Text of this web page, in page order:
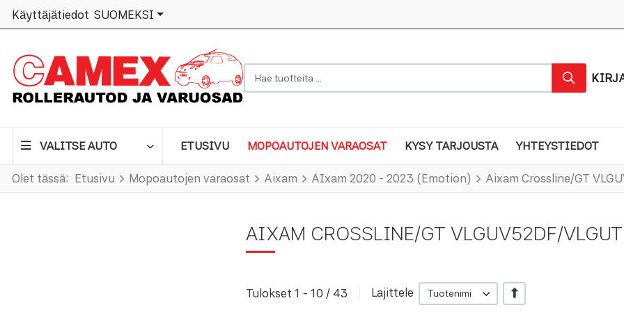
Käyttäjätiedot VALITSE KIELI
SUOMEKSI
Hae tuotteita ...
VALITSE AUTO ETUSIVU MOPOAUTOJEN VARAOSAT KYSY TARJOUSTA YHTEYSTIEDOT
Olet tässä: Etusivu Mopoautojen varaosat Aixam AIxam 2020 - 2023 (Emotion) Aixam Crossline/GT
AIXAM CROSSLINE/GT VLGUV52DF/
Tulokset 1 - 10 / 43 Lajittele Tuotenimi +/-